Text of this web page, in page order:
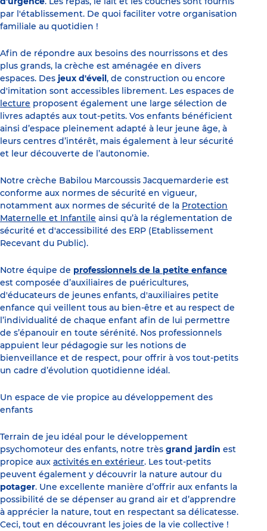
par l'établissement. De quoi faciliter votre organisation
familiale au quotidien !
Afin de répondre aux besoins des nourrissons et des
plus grands, la crèche est aménagée en divers
espaces. Des jeux d'éveil, de construction ou encore
d'imitation sont accessibles librement. Les espaces de
lecture proposent également une large sélection de
livres adaptés aux tout-petits. Vos enfants bénéficient
ainsi d’espace pleinement adapté à leur jeune âge, à
leurs centres d’intérêt, mais également à leur sécurité
et leur découverte de l’autonomie.
Notre crèche Babilou Marcoussis Jacquemarderie est
conforme aux normes de sécurité en vigueur,
notamment aux normes de sécurité de la Protection
Maternelle et Infantile ainsi qu’à la réglementation de
sécurité et d'accessibilité des ERP (Etablissement
Recevant du Public).
Notre équipe de professionnels de la petite enfance
est composée d’auxiliaires de puéricultures,
d'éducateurs de jeunes enfants, d'auxiliaires petite
enfance qui veillent tous au bien-être et au respect de
l’individualité de chaque enfant afin de lui permettre
de s’épanouir en toute sérénité. Nos professionnels
appuient leur pédagogie sur les notions de
bienveillance et de respect, pour offrir à vos tout-petits
un cadre d’évolution quotidienne idéal.
Un espace de vie propice au développement des
enfants
Terrain de jeu idéal pour le développement
psychomoteur des enfants, notre très grand jardin est
propice aux activités en extérieur. Les tout-petits
peuvent également y découvrir la nature autour du
potager. Une excellente manière d’offrir aux enfants la
possibilité de se dépenser au grand air et d’apprendre
à apprécier la nature, tout en respectant sa délicatesse.
Ceci, tout en découvrant les joies de la vie collective !